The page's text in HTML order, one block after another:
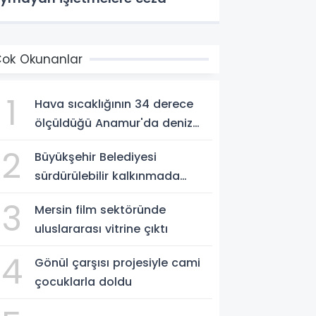
Okunanlar
1
Hava sıcaklığının 34 derece
ölçüldüğü Anamur'da deniz
gördü
2
Büyükşehir Belediyesi
sürdürülebilir kalkınmada
3
Mersin film sektöründe
uluslararası vitrine çıktı
4
Gönül çarşısı projesiyle cami
çocuklarla doldu